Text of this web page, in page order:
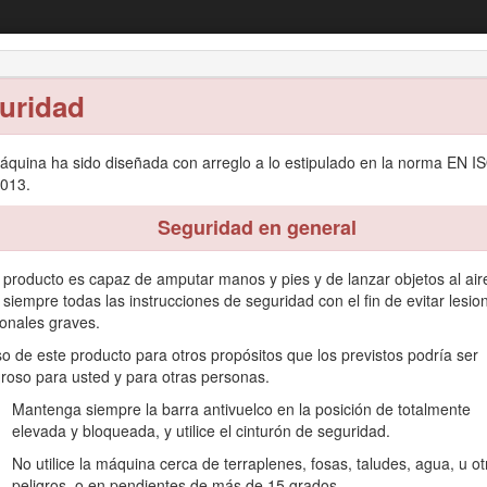
ha sido diseñada con arreglo a lo estipulado en la norma EN
Seguridad en general
producto es capaz de amputar manos y pies y de lanzar objetos al
todas las instrucciones de seguridad con el fin de evitar
graves.
de este producto para otros propósitos que los previstos podría ser
para usted y para otras personas.
Mantenga siempre la barra antivuelco en la posición de totalmente
elevada y bloqueada, y utilice el cinturón de seguridad.
No utilice la máquina cerca de terraplenes, fosas, taludes, agua, u
con conductor Z Master®
con unidad de corte de 122 cm
Mantenimiento Almacenamiento Solución de
está diseñado para que lo utilicen operadores profesionales
o comerciales. No está diseñado para cortar maleza o
y mantener correctamente su producto, y para evitar
en www.Toro.com si desea materiales de formación y seguridad
completos de la garantía, o registrar su producto, utilice el
impresa de la garantía del producto.